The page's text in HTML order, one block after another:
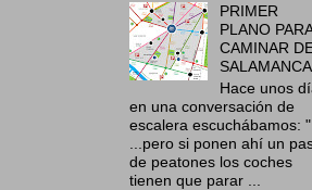
PRIMER
PLANO PARA
CAMINAR
SALAMANCA
Hace unos
en una conversación de
escalera escuchábamos: "
...pero si ponen ahí un
de peatones los coches
tienen que parar ...